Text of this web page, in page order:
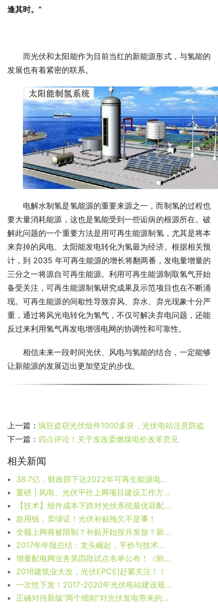
逢其时。 ”
而光伏和太阳能作为目前当红的新能源形式，与氢能的
发展也有着紧密的联系。
电解水制氢是氢能源的重要来源之一，而制氢的过程也
要大量消耗能源，这也是氢能受到一些诟病的根源所在。破
解此问题的一个重要方法是用可再生能源制氢，尤其是将本
来弃掉的风电、太阳能发电转化为氢最为经济。根据相关预
计，到 2035 年可再生能源的增长将翻两番，发电量增量的
三分之一将源自可再生能源。利用可再生能源制取氢气开始
备受关注，可再生能源制氢研究成果及示范项目也在不断涌
现。可再生能源的间歇性导致弃风、弃水、弃光现象十分严
重，通过将风光电转化为氢气，不仅可解决弃电问题，还能
反过来利用氢气再发电增强电网的协调性和可靠性。
相信未来一段时间光伏、风电与氢能的结合，一定能够
让新能源的发展迈出更加坚定的步伐。
上一篇： 疯狂盗窃光伏组件1000多块，光伏电站注意防盗
下一篇： 四点评论！关于发改委燃煤电价改革意见
相关新闻
38.7亿，财政部下达2022年可再生能源电价附加补助地方资金预算
重磅 | 风电、光伏平价上网项目建设工作方案发布（征求意见稿）
【技术】组件成本下跌对光伏系统最优容配比的影响
急用钱，卖绿证！光伏补贴拖欠不是事！
全额上网将被限制？补贴开始按月发放？新版分布式光伏管理办法征求意见
2017年年报总结：龙头崛起，平价与技术推动行业发展
增量配电网业务第四批试点名单公布！（附名单）
2018建筑业大改，光伏EPC们赶紧关注！！
一次性下发！2017-2020年光伏电站建设规模指标（附全文）
正确对待新版“两个细则”对光伏发电带来的影响